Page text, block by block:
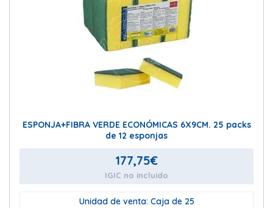
ESPONJA+FIBRA VERDE ECONÓMICAS 6X9CM. 25 packs
de 12 esponjas
177,75€
IGIC no incluido
Unidad de venta: Caja de 25